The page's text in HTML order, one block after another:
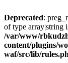
Deprecated:
of type array|string
/var/www/
content/plugins/
waf/src/lib/